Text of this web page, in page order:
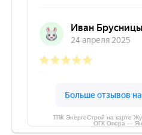
ТПК ЭнергоСтрой на карте
ОГК Опора —